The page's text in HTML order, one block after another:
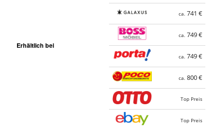
Erhältlich bei
ca. 741 €
ca. 749 €
ca. 749 €
ca. 800 €
Top Preis
Top Preis